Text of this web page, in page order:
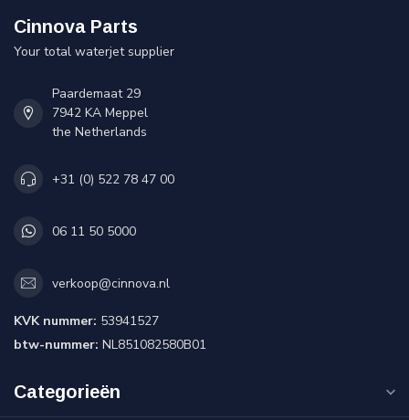
Cinnova Parts
Your total waterjet supplier
Paardemaat 29
7942 KA Meppel
the Netherlands
+31 (0) 522 78 47 00
06 11 50 5000
verkoop@cinnova.nl
KVK nummer: 53941527
btw-nummer: NL851082580B01
Categorieën